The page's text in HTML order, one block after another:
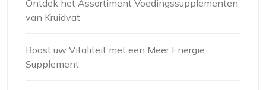
Ontdek het Assortiment Voedingssupplementen
van Kruidvat
Boost uw Vitaliteit met een Meer Energie
Supplement